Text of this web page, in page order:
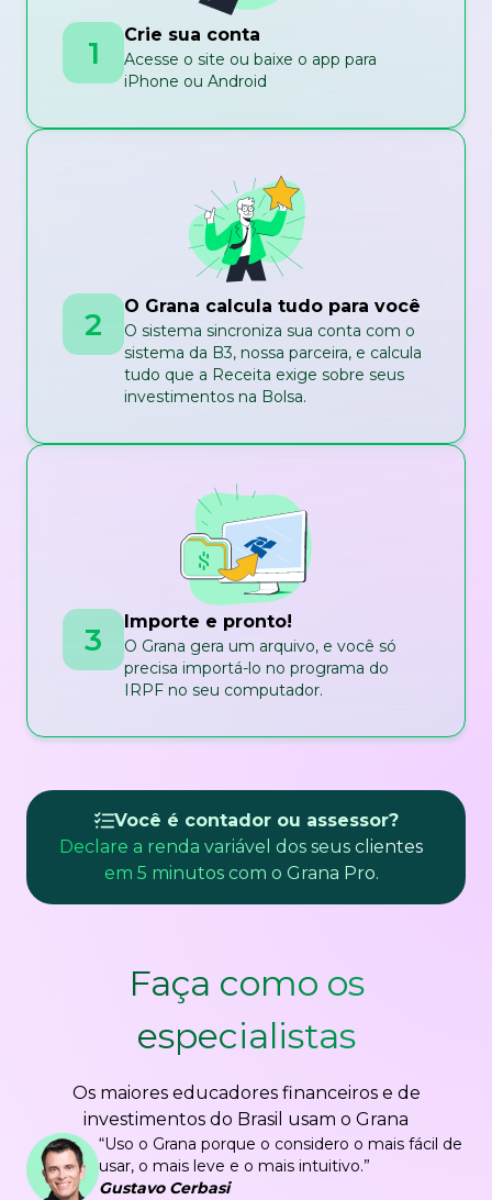
1 Crie sua conta
Acesse o site ou baixe o app para
iPhone ou Android
2 O Grana calcula tudo para você
O sistema sincroniza sua conta com o
sistema da B3, nossa parceira, e calcula
tudo que a Receita exige sobre seus
investimentos na Bolsa.
3 Importe e pronto!
O Grana gera um arquivo, e você só
precisa importá-lo no programa do
IRPF no seu computador.
Você é contador ou assessor?
Declare a renda variável dos seus clientes
em 5 minutos com o Grana Pro.
Faça como os
especialistas
Os maiores educadores financeiros e de
investimentos do Brasil usam o Grana
“Uso o Grana porque o considero o mais fácil de
usar, o mais leve e o mais intuitivo.”
Gustavo Cerbasi